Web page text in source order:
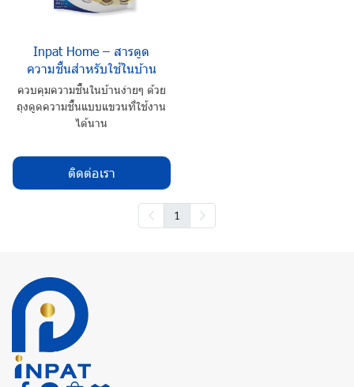
Inpat Home – สารดูด
ความชื้นสำหรับใช้ในบ้าน
ควบคุมความชื้นในบ้านง่ายๆ ด้วย
ถุงดูดความชื้นแบบแขวนที่ใช้งาน
ได้นาน
ติดต่อเรา
1